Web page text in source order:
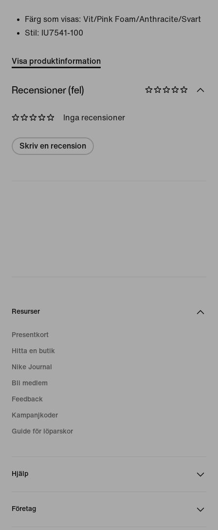
Färg som visas: Vit/Pink Foam/Anthracite/Svart
Stil:
IU7541-100
Visa produktinformation
Recensioner (fel)
Inga recensioner
Skriv en recension
Resurser
Presentkort
Hitta en butik
Nike Journal
Bli medlem
Feedback
Kampanjkoder
Guide för löparskor
Hjälp
Företag